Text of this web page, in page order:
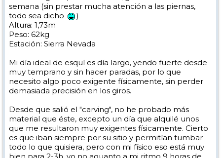
semana (sin prestar mucha atención a las piernas,
todo sea dicho
)
Altura: 1,73m
Peso: 62kg
Estación: Sierra Nevada
Mi día ideal de esquí es día largo, yendo fuerte desde
muy temprano y sin hacer paradas, por lo que
necesito algo poco exigente físicamente, sin perder
demasiada precisión en los giros.
Desde que salió el "carving", no he probado más
material que éste, excepto un día que alquilé unos
que me resultaron muy exigentes físicamente. Cierto
es que iban siempre por su sitio y permitían tumbar
todo lo que quisiera, pero con mi físico eso está muy